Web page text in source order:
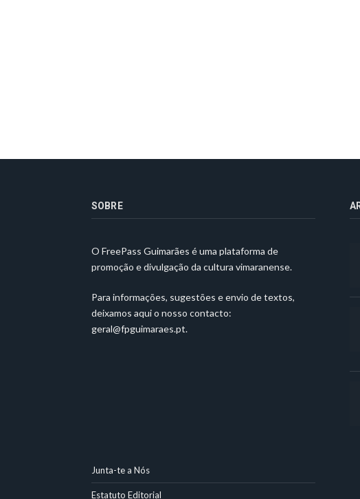
SOBRE
O FreePass Guimarães é uma plataforma de
promoção e divulgação da cultura vimaranense.
Para informações, sugestões e envio de textos,
deixamos aqui o nosso contacto:
geral@fpguimaraes.pt.
Junta-te a Nós
Estatuto Editorial